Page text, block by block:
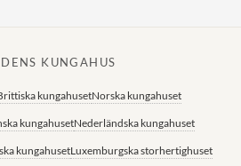
KUNGAHUS
kungahusetNorska kungahuset
kungahusetNederländska kungahuset
kungahusetLuxemburgska storhertighuset